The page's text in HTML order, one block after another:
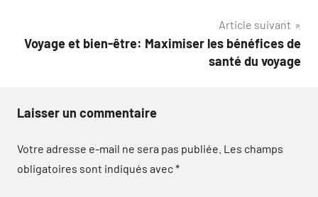
Article suivant
Voyage et bien-être: Maximiser les bénéfices de
santé du voyage
Laisser un commentaire
Votre adresse e-mail ne sera pas publiée. Les champs
obligatoires sont indiqués avec*